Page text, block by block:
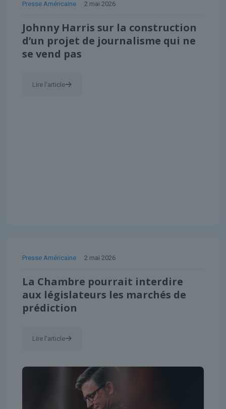
Presse Américaine 2 mai 2026
Johnny Harris sur la construction
d’un projet de journalisme qui ne
se vend pas
Lire l'article
Presse Américaine 2 mai 2026
La Chambre pourrait interdire
aux législateurs les marchés de
prédiction
Lire l'article